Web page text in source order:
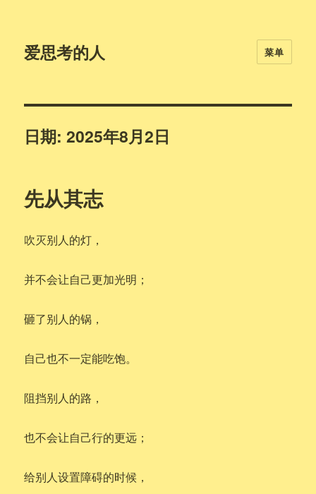
爱思考的人 菜单
日期:2025年8月2日
先从其志
吹灭别人的灯，
并不会让自己更加光明；
砸了别人的锅，
自己也不一定能吃饱。
阻挡别人的路，
也不会让自己行的更远；
给别人设置障碍的时候，